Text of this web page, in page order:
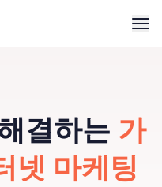
결하는 가
넷 마케팅